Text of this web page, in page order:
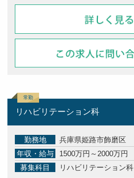
リハビリテーション科
勤務地
兵庫県姫路市飾磨区
年収・給与
1500万円～2000万円
募集科目
リハビリテーション科